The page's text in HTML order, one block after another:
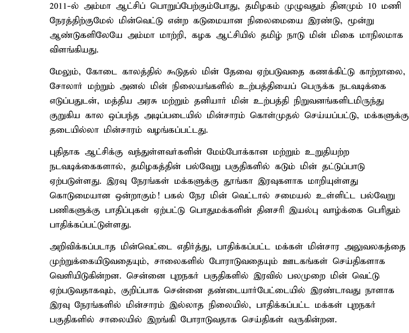
2011-ல் அம்மா ஆட்சிப் பொறுப்பேற்கும்போது, தமிழகம் முழுவதும் தினமும் 10 மணி
நேரத்திற்குமேல் மின்வெட்டு என்ற கடுமையான நிலைமையை இரண்டு, மூன்று
ஆண்டுகளிலேயே அம்மா மாற்றி, கழக ஆட்சியில் தமிழ் நாடு மின் மிகை மாநிலமாக
விளங்கியது.
மேலும், கோடை காலத்தில் கூடுதல் மின் தேவை ஏற்படுவதை கணக்கிட்டு காற்றாலை,
சோலார் மற்றும் அனல் மின் நிலையங்களில் உற்பத்தியைப் பெருக்க நடவடிக்கை
எடுப்பதுடன், மத்திய அரசு மற்றும் தனியார் மின் உற்பத்தி நிறுவனங்களிடமிருந்து
குறுகிய கால ஒப்பந்த அடிப்படையில் மின்சாரம் கொள்முதல் செய்யப்பட்டு, மக்களுக்கு
தடையில்லா மின்சாரம் வழங்கப்பட்டது.
புதிதாக ஆட்சிக்கு வந்துள்ளவர்களின் மேம்போக்கான மற்றும் உறுதியற்ற
நடவடிக்கைகளால், தமிழகத்தின் பல்வேறு பகுதிகளில் கடும் மின் தட்டுப்பாடு
ஏற்படுள்ளது. இரவு நேரங்கள் மக்களுக்கு தூங்கா இரவுகளாக மாறியுள்ளது
கொடுமையான ஒன்றாகும்! பகல் நேர மின் வெட்டால் சமையல் உள்ளிட்ட பல்வேறு
பணிகளுக்கு பாதிப்புகள் ஏற்பட்டு பொதுமக்களின் தினசரி இயல்பு வாழ்க்கை பெரிதும்
பாதிக்கப்பட்டுள்ளது.
அறிவிக்கப்படாத மின்வெட்டை எதிர்த்து, பாதிக்கப்பட்ட மக்கள் மின்சார அலுவலகத்தை
முற்றுக்கையிடுவதையும், சாலைகளில் போராடுவதையும் ஊடகங்கள் செய்திகளாக
வெளியிடுகின்றன. சென்னை புறநகர் பகுதிகளில் இரவில் பலமுறை மின் வெட்டு
ஏற்படுவதாகவும், குறிப்பாக சென்னை தண்டையார்பேட்டையில் இரண்டாவது நாளாக
இரவு நேரங்களில் மின்சாரம் இல்லாத நிலையில், பாதிக்கப்பட்ட மக்கள் புறநகர்
பகுதிகளில் சாலையில் இறங்கி போராடுவதாக செய்திகள் வருகின்றன.